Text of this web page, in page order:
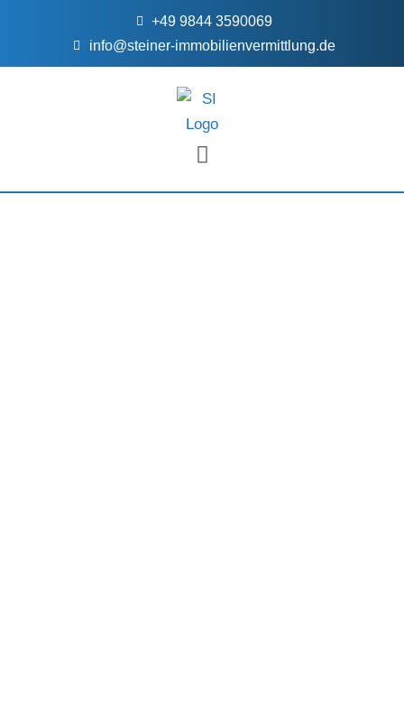
+49 9844 3590069
info@steiner-immobilienvermittlung.de